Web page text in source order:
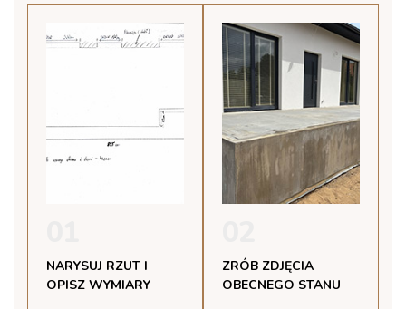
NARYSUJ RZUT I
OPISZ WYMIARY
ZRÓB ZDJĘCIA
OBECNEGO STANU